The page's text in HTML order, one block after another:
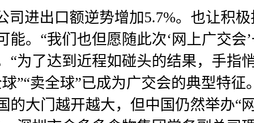
进出口额逆势增加5.7%。也让积极
能。“我们也但愿随此次‘网上广交
“为了达到近程如碰头的结果，手指
”“卖全球”已成为广交会的典型特
的大门越开越大，但中国仍然举办“